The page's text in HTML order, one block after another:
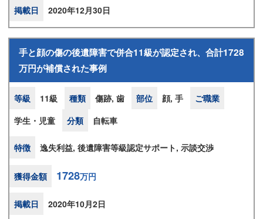
掲載日 2020年12月30日
手と顔の傷の後遺障害で併合11級が認定され、合計1728
万円が補償された事例
等級 11級 種類 傷跡, 歯 部位 顔, 手
ご職業
学生・児童
分類 自転車
特徴 逸失利益, 後遺障害等級認定サポート, 示談交渉
獲得金額 1728万円
掲載日 2020年10月2日